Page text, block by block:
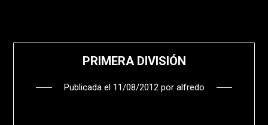
PRIMERA DIVISIÓN
Publicada el 11/08/2012por alfredo